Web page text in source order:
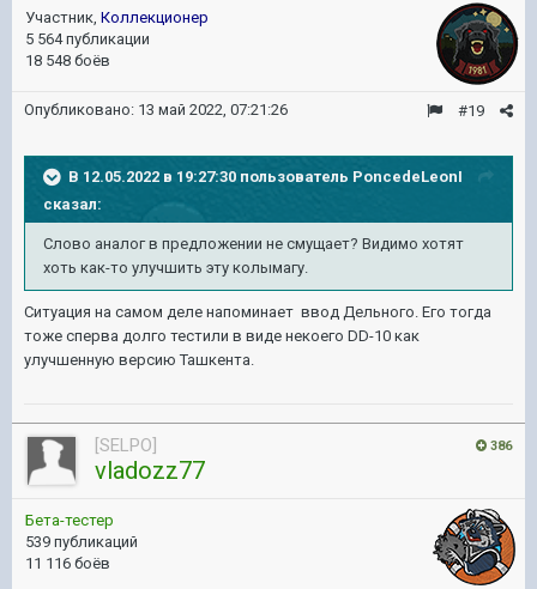
Участник, Коллекционер
5 564 публикации
18 548 боёв
#19
Опубликовано: 13 май 2022, 07:21:26
В 12.05.2022 в 19:27:30 пользователь PoncedeLeonI
сказал:
Слово аналог в предложении не смущает? Видимо хотят
хоть как-то улучшить эту колымагу.
Ситуация на самом деле напоминает ввод Дельного. Его тогда
тоже сперва долго тестили в виде некоего DD-10 как
улучшенную версию Ташкента.
386
[SELPO]
vladozz77
Бета-тестер
539 публикаций
11 116 боёв